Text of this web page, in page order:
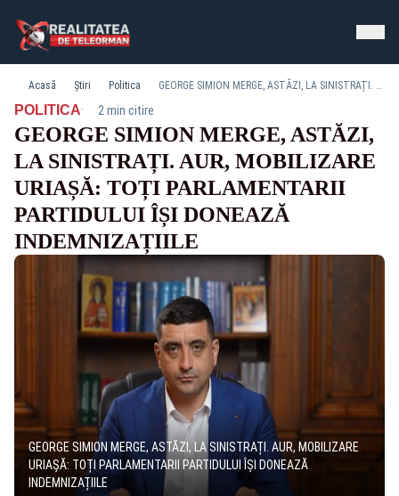
Acasă Știri Politica GEORGE SIMION MERGE, ASTĂZI, LA SINISTRAȚI. AUR, MOBILIZARE URIAȘĂ: TOȚI PARLAMENTARII PARTIDULUI ÎȘI DONEAZĂ INDEMNIZAȚIILE
POLITICA· 2 min citire
GEORGE SIMION MERGE, ASTĂZI,
LA SINISTRAȚI. AUR, MOBILIZARE
URIAȘĂ: TOȚI PARLAMENTARII
PARTIDULUI ÎȘI DONEAZĂ
INDEMNIZAȚIILE
GEORGE SIMION MERGE, ASTĂZI, LA SINISTRAȚI. AUR, MOBILIZARE
URIAȘĂ: TOȚI PARLAMENTARII PARTIDULUI ÎȘI DONEAZĂ
INDEMNIZAȚIILE